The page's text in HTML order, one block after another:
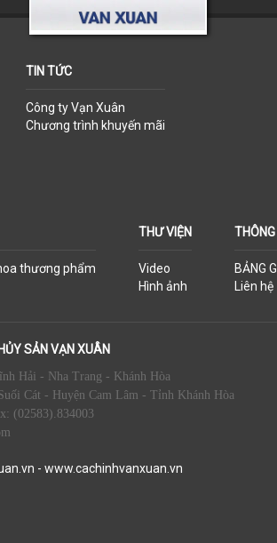
TIN TỨC
Công ty Vạn Xuân
Chương trình khuyến mãi
thương phẩm
THƯ VIỆN
Video
Hình ảnh
THÔNG
BẢNG
Liên hệ
SẢN VẠN XUÂN
Hải - Nha Trang - Khánh Hòa
Cát - Huyện Cam Lâm - Tỉnh Khánh Hòa
(02583).834003
- www.cachinhvanxuan.vn